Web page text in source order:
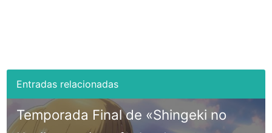
Temporada Final de «Shingeki no